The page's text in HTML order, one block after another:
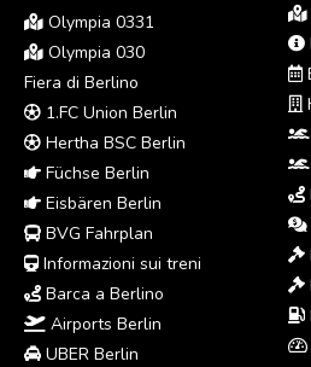
Olympia 0331
Olympia 030
Fiera di Berlino
1.FC Union Berlin
Hertha BSC Berlin
Füchse Berlin
Eisbären Berlin
BVG Fahrplan
Informazioni sui treni
Barca a Berlino
Airports Berlin
UBER Berlin